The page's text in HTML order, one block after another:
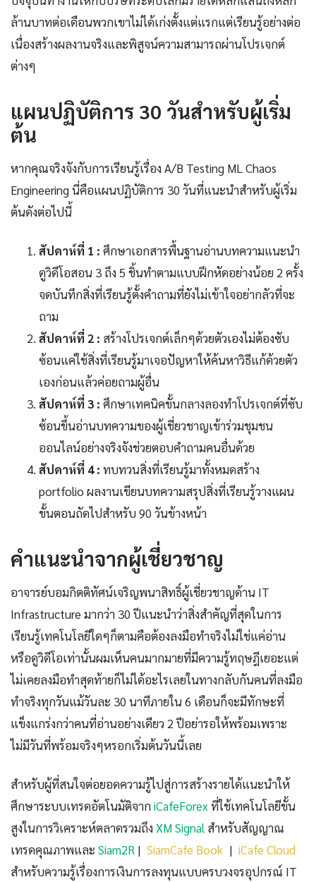
ล้านบาทต่อเดือนพวกเขาไม่ได้เก่งตั้งแต่แรกแต่เรียนรู้อย่างต่อ
เนื่องสร้างผลงานจริงและพิสูจน์ความสามารถผ่านโปรเจกต์
ต่างๆ
แผนปฏิบัติการ 30 วันสำหรับผู้เริ่ม
ต้น
หากคุณจริงจังกับการเรียนรู้เรื่อง A/B Testing ML Chaos
Engineering นี่คือแผนปฏิบัติการ 30 วันที่แนะนำสำหรับผู้เริ่ม
ต้นดังต่อไปนี้
สัปดาห์ที่ 1 : ศึกษาเอกสารพื้นฐานอ่านบทความแนะนำ
ดูวิดีโอสอน 3 ถึง 5 ชิ้นทำตามแบบฝึกหัดอย่างน้อย 2 ครั้ง
จดบันทึกสิ่งที่เรียนรู้ตั้งคำถามที่ยังไม่เข้าใจอย่ากลัวที่จะ
ถาม
สัปดาห์ที่ 2 : สร้างโปรเจกต์เล็กๆด้วยตัวเองไม่ต้องซับ
ซ้อนแค่ใช้สิ่งที่เรียนรู้มาเจอปัญหาให้ค้นหาวิธีแก้ด้วยตัว
เองก่อนแล้วค่อยถามผู้อื่น
สัปดาห์ที่ 3 : ศึกษาเทคนิคขั้นกลางลองทำโปรเจกต์ที่ซับ
ซ้อนขึ้นอ่านบทความของผู้เชี่ยวชาญเข้าร่วมชุมชน
ออนไลน์อย่างจริงจังช่วยตอบคำถามคนอื่นด้วย
สัปดาห์ที่ 4 : ทบทวนสิ่งที่เรียนรู้มาทั้งหมดสร้าง
portfolio ผลงานเขียนบทความสรุปสิ่งที่เรียนรู้วางแผน
ขั้นตอนถัดไปสำหรับ 90 วันข้างหน้า
คำแนะนำจากผู้เชี่ยวชาญ
อาจารย์บอมกิตติทัศน์เจริญพนาสิทธิ์ผู้เชี่ยวชาญด้าน IT
Infrastructure มากว่า 30 ปีแนะนำว่าสิ่งสำคัญที่สุดในการ
เรียนรู้เทคโนโลยีใดๆก็ตามคือต้องลงมือทำจริงไม่ใช่แค่อ่าน
หรือดูวิดีโอเท่านั้นผมเห็นคนมากมายที่มีความรู้ทฤษฎีเยอะแต่
ไม่เคยลงมือทำสุดท้ายก็ไม่ได้อะไรเลยในทางกลับกันคนที่ลงมือ
ทำจริงทุกวันแม้วันละ 30 นาทีภายใน 6 เดือนก็จะมีทักษะที่
แข็งแกร่งกว่าคนที่อ่านอย่างเดียว 2 ปีอย่ารอให้พร้อมเพราะ
ไม่มีวันที่พร้อมจริงๆหรอกเริ่มต้นวันนี้เลย
สำหรับผู้ที่สนใจต่อยอดความรู้ไปสู่การสร้างรายได้แนะนำให้
ศึกษาระบบเทรดอัตโนมัติจากiCafeForex ที่ใช้เทคโนโลยีขั้น
สูงในการวิเคราะห์ตลาดรวมถึง XM Signal สำหรับสัญญาณ
เทรดคุณภาพและ Siam2R | SiamCafe Book | iCafe Cloud
สำหรับความรู้เรื่องการเงินการลงทุนแบบครบวงจรอุปกรณ์ IT